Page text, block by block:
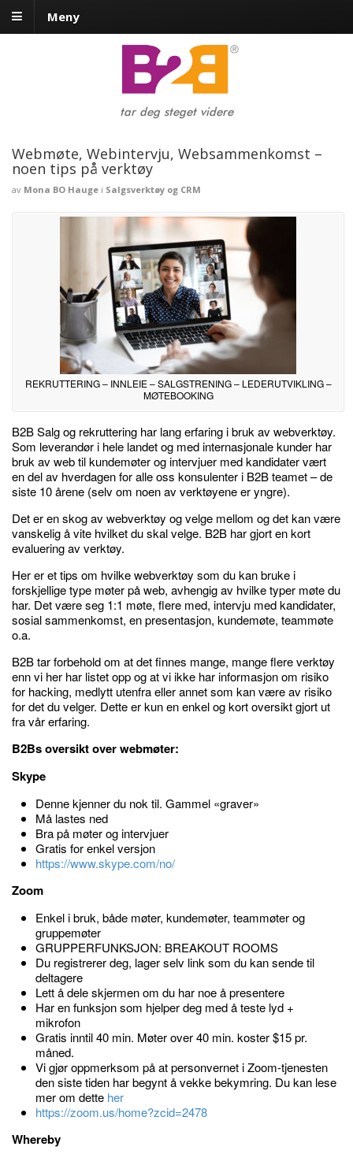
Meny
tar deg steget videre
Webmøte, Webintervju, Websammenkomst –
noen tips på verktøy
av Mona BO Hauge i Salgsverktøy og CRM
REKRUTTERING – INNLEIE – SALGSTRENING – LEDERUTVIKLING –
MØTEBOOKING
B2B Salg og rekruttering har lang erfaring i bruk av webverktøy.
Som leverandør i hele landet og med internasjonale kunder har
bruk av web til kundemøter og intervjuer med kandidater vært
en del av hverdagen for alle oss konsulenter i B2B teamet – de
siste 10 årene (selv om noen av verktøyene er yngre).
Det er en skog av webverktøy og velge mellom og det kan være
vanskelig å vite hvilket du skal velge. B2B har gjort en kort
evaluering av verktøy.
Her er et tips om hvilke webverktøy som du kan bruke i
forskjellige type møter på web, avhengig av hvilke typer møte du
har. Det være seg 1:1 møte, flere med, intervju med kandidater,
sosial sammenkomst, en presentasjon, kundemøte, teammøte
o.a.
B2B tar forbehold om at det finnes mange, mange flere verktøy
enn vi her har listet opp og at vi ikke har informasjon om risiko
for hacking, medlytt utenfra eller annet som kan være av risiko
for det du velger. Dette er kun en enkel og kort oversikt gjort ut
fra vår erfaring.
B2Bs oversikt over webmøter:
Skype
Denne kjenner du nok til. Gammel «graver»
Må lastes ned
Bra på møter og intervjuer
Gratis for enkel versjon
https://www.skype.com/no/
Zoom
Enkel i bruk, både møter, kundemøter, teammøter og
gruppemøter
GRUPPERFUNKSJON: BREAKOUT ROOMS
Du registrerer deg, lager selv link som du kan sende til
deltagere
Lett å dele skjermen om du har noe å presentere
Har en funksjon som hjelper deg med å teste lyd +
mikrofon
Gratis inntil 40 min. Møter over 40 min. koster $15 pr.
måned.
Vi gjør oppmerksom på at personvernet i Zoom-tjenesten
den siste tiden har begynt å vekke bekymring. Du kan lese
mer om dette her
https://zoom.us/home?zcid=2478
Whereby